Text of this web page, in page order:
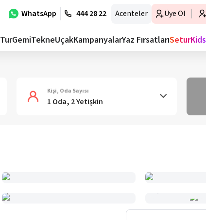
WhatsApp 444 28 22 Acenteler Üye Ol
TurGemiTekneUçakKampanyalarYaz FırsatlarıSeturKids
Kişi, Oda Sayısı
1 Oda, 2 Yetişkin